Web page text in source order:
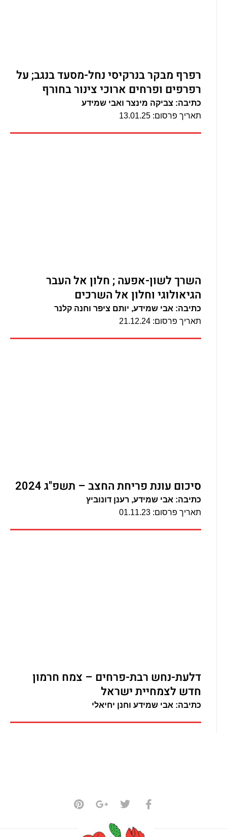
רפרף מבקר בנרקיסי נחל-מסעד בנגב; על
רפרפים ופרחים ארוכי צינור בחורף
כתיבה: צביקה מינצר ואבי שמידע
תאריך פרסום: 13.01.25
השרך לשון-אפעה ; חלון אל העבר
הגיאולוגי וחלון אל השרכים
כתיבה: אבי שמידע, יותם ציפר וחנה קלנר
תאריך פרסום: 21.12.24
סיכום עונת פריחת החצב – תשפ"ג 2024
כתיבה: אבי שמידע, רענן דונוביץ
תאריך פרסום: 01.11.23
דלעת-נחש רבת-פרחים – צמח חרמון
חדש לצמחיית ישראל
כתיבה: אבי שמידע וחנן יחיאלי